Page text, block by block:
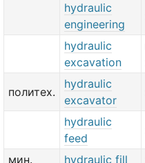
hydraulic
engineering
hydraulic
excavation
политех.
hydraulic
excavator
hydraulic
feed
мин. hydraulic fill